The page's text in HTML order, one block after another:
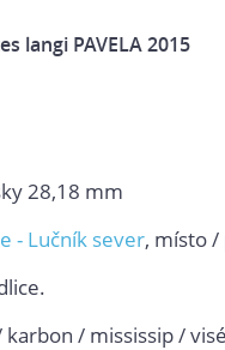
langi PAVELA 2015
28,18 mm
- Lučník sever, místo /
karbon / mississip /